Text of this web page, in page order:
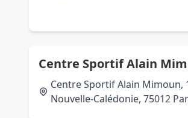
Centre Sportif Alain
Centre Sportif Alain Mimoun,
Nouvelle-Calédonie, 75012